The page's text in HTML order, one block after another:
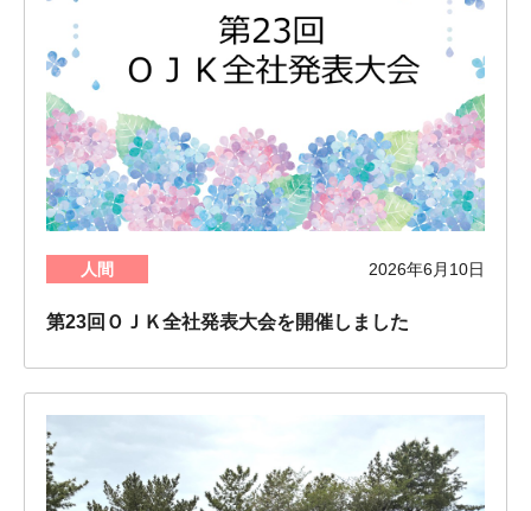
人間 2026年6月10日
第23回ＯＪＫ全社発表大会を開催しました